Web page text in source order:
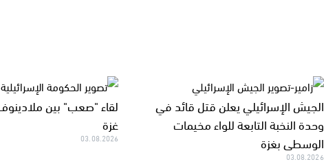
الجيش الإسرائيلي يعلن قتل قائد في
وحدة النخبة التابعة للواء مخيمات
الوسطى بغزة
03.08.2026
لقاء "صعب" بين
غزة
03.08.2026